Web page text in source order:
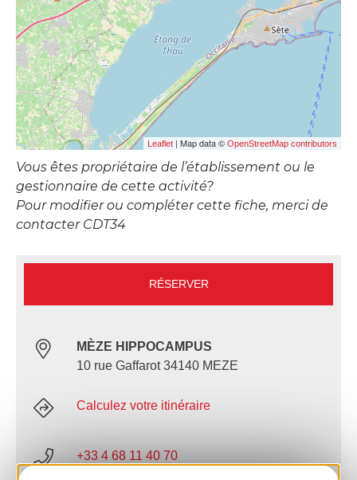
Leaflet | Map data © OpenStreetMap contributors
Vous êtes propriétaire de l’établissement ou le
gestionnaire de cette activité?
Pour modifier ou compléter cette fiche, merci de
contacter CDT34
RÉSERVER
MÈZE HIPPOCAMPUS
10 rue Gaffarot 34140 MEZE
Calculez votre itinéraire
+33 4 68 11 40 70